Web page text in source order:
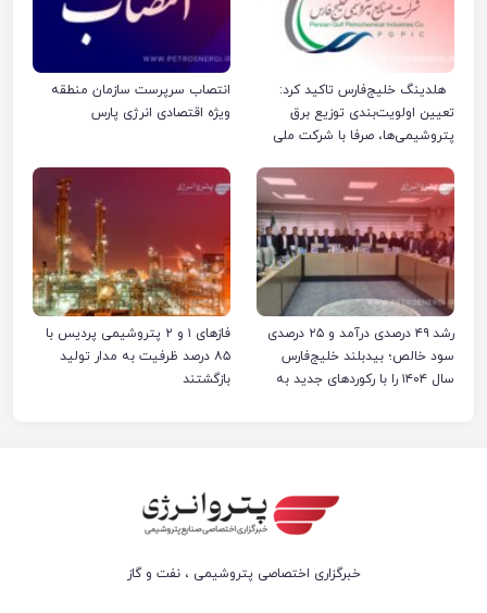
هلدینگ خلیج‌فارس تاکید کرد:
تعیین اولویت‌بندی توزیع برق
پتروشیمی‌ها، صرفا با شرکت ملی
انتصاب سرپرست سازمان منطقه
ویژه اقتصادی انرژی پارس
رشد ۴۹ درصدی درآمد و ۲۵ درصدی
سود خالص؛ بیدبلند خلیج‌فارس
سال ۱۴۰۴ را با رکوردهای جدید به
فازهای ۱ و ۲ پتروشیمی پردیس با
۸۵ درصد ظرفیت به مدار تولید
بازگشتند
خبرگزاری اختصاصی پتروشیمی ، نفت و گاز